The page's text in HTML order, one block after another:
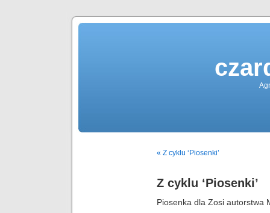
« Z cyklu ‘Piosenki’
Z cyklu ‘Piosenki’
Piosenka dla Zosi autorstwa